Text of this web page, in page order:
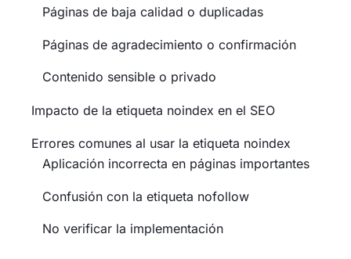
Páginas de baja calidad o duplicadas
Páginas de agradecimiento o confirmación
Contenido sensible o privado
Impacto de la etiqueta noindex en el SEO
Errores comunes al usar la etiqueta noindex
Aplicación incorrecta en páginas importantes
Confusión con la etiqueta nofollow
No verificar la implementación